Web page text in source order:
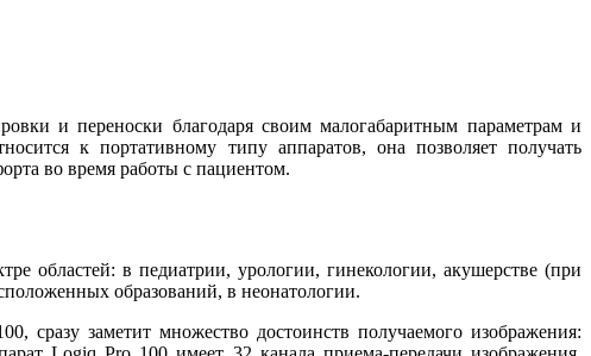
и переноски благодаря своим малогабаритным параметрам и
к портативному типу аппаратов, она позволяет получать
во время работы с пациентом.
областей: в педиатрии, урологии, гинекологии, акушерстве (при
образований, в неонатологии.
сразу заметит множество достоинств получаемого изображения: